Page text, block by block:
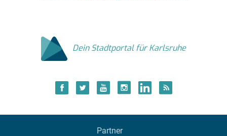
Dein Stadtportal für Karlsruhe
Partner